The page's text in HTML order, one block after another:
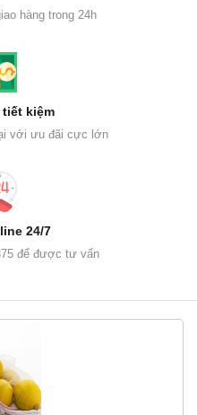
hàng trong 24h
tiết kiệm
với ưu đãi cực lớn
24/7
để được tư vấn